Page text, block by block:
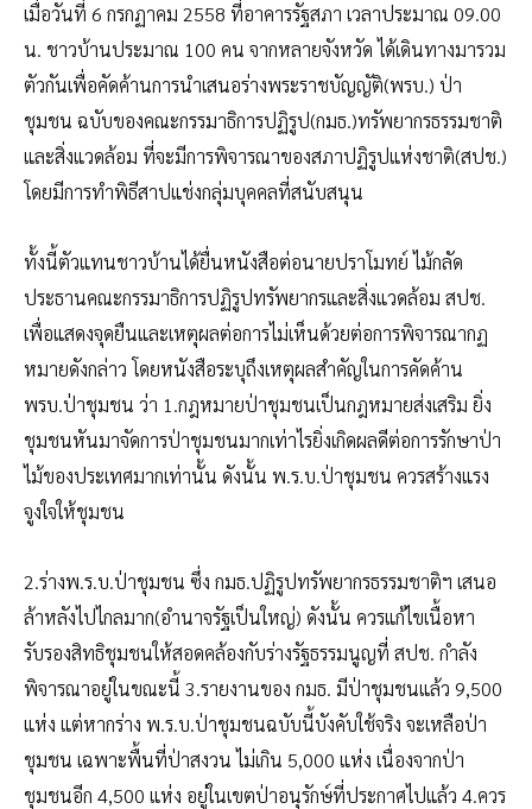
เมื่อวันที่ 6 กรกฏาคม 2558 ที่อาคารรัฐสภา เวลาประมาณ 09.00
น. ชาวบ้านประมาณ 100 คน จากหลายจังหวัด ได้เดินทางมารวม
ตัวกันเพื่อคัดค้านการนำเสนอร่างพระราชบัญญัติ(พรบ.) ป่า
ชุมชน ฉบับของคณะกรรมาธิการปฏิรูป(กมธ.)ทรัพยากรธรรมชาติ
และสิ่งแวดล้อม ที่จะมีการพิจารณาของสภาปฏิรูปแห่งชาติ(สปช.)
โดยมีการทำพิธีสาปแช่งกลุ่มบุคคลที่สนับสนุน
ทั้งนี้ตัวแทนชาวบ้านได้ยื่นหนังสือต่อนายปราโมทย์ ไม้กลัด
ประธานคณะกรรมาธิการปฏิรูปทรัพยากรและสิ่งแวดล้อม สปช.
เพื่อแสดงจุดยืนและเหตุผลต่อการไม่เห็นด้วยต่อการพิจารณากฏ
หมายดังกล่าว โดยหนังสือระบุถึงเหตุผลสำคัญในการคัดค้าน
พรบ.ป่าชุมชน ว่า 1.กฎหมายป่าชุมชนเป็นกฎหมายส่งเสริม ยิ่ง
ชุมชนหันมาจัดการป่าชุมชนมากเท่าไรยิ่งเกิดผลดีต่อการรักษาป่า
ไม้ของประเทศมากเท่านั้น ดังนั้น พ.ร.บ.ป่าชุมชน ควรสร้างแรง
จูงใจให้ชุมชน
2.ร่างพ.ร.บ.ป่าชุมชน ซึ่ง กมธ.ปฏิรูปทรัพยากรธรรมชาติฯ เสนอ
ล้าหลังไปไกลมาก(อำนาจรัฐเป็นใหญ่) ดังนั้น ควรแก้ไขเนื้อหา
รับรองสิทธิชุมชนให้สอดคล้องกับร่างรัฐธรรมนูญที่ สปช. กำลัง
พิจารณาอยู่ในขณะนี้ 3.รายงานของ กมธ. มีป่าชุมชนแล้ว 9,500
แห่ง แต่หากร่าง พ.ร.บ.ป่าชุมชนฉบับนี้บังคับใช้จริง จะเหลือป่า
ชุมชน เฉพาะพื้นที่ป่าสงวน ไม่เกิน 5,000 แห่ง เนื่องจากป่า
ชุมชนอีก 4,500 แห่ง อยู่ในเขตป่าอนุรักษ์ที่ประกาศไปแล้ว 4.ควร